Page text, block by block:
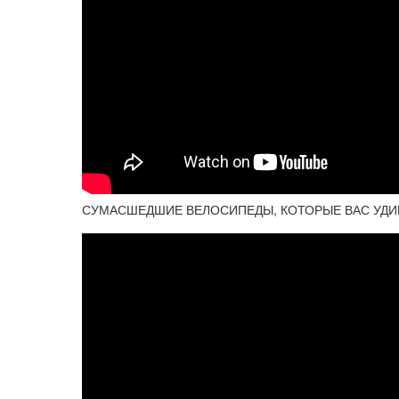
СУМАСШЕДШИЕ ВЕЛОСИПЕДЫ, КОТОРЫЕ ВАС